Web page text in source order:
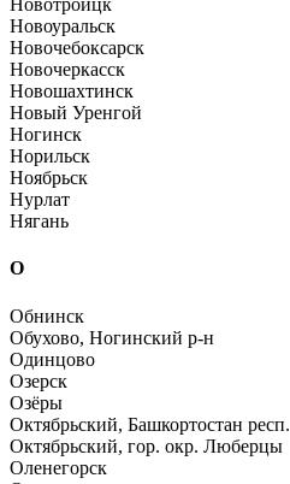
Новотроицк
Новоуральск
Новочебоксарск
Новочеркасск
Новошахтинск
Новый Уренгой
Ногинск
Норильск
Ноябрьск
Нурлат
Нягань
О
Обнинск
Обухово, Ногинский р-н
Одинцово
Озерск
Озёры
Октябрьский, Башкортостан респ.
Октябрьский, гор. окр. Люберцы
Оленегорск